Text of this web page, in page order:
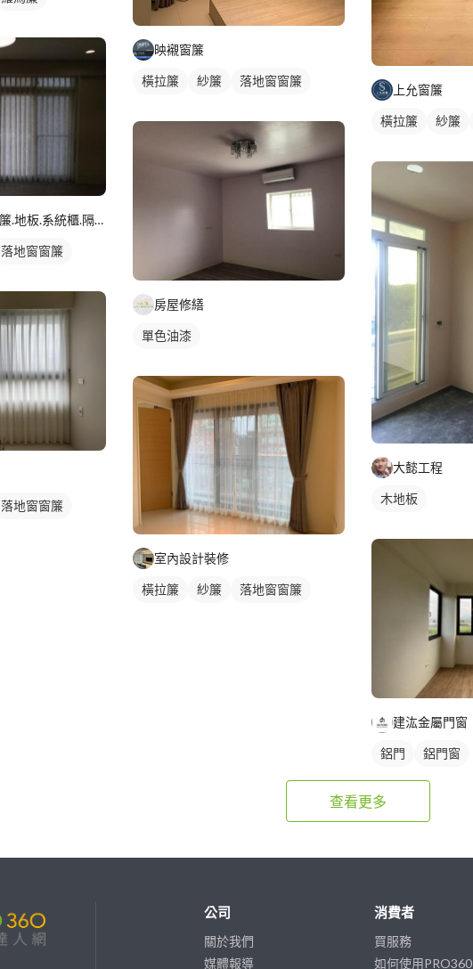
JC喜悅(阡睿)窗簾.地板.系統櫃.隔熱紙joy curta
落地窗窗簾
落地窗窗簾
映襯窗簾
橫拉簾 紗簾 落地窗窗簾
房屋修繕
單色油漆
室內設計裝修
橫拉簾 紗簾 落地窗窗簾
上允窗簾
橫拉簾 紗簾
大懿工程
木地板
建汯金屬門窗
鋁門 鋁門窗
查看更多
公司
關於我們
媒體報導
消費者
買服務
如何使用PRO360